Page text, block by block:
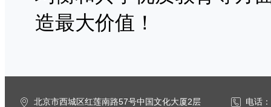
造最大价值！
北京市西城区红莲南路57号中国文化大厦2层 电话